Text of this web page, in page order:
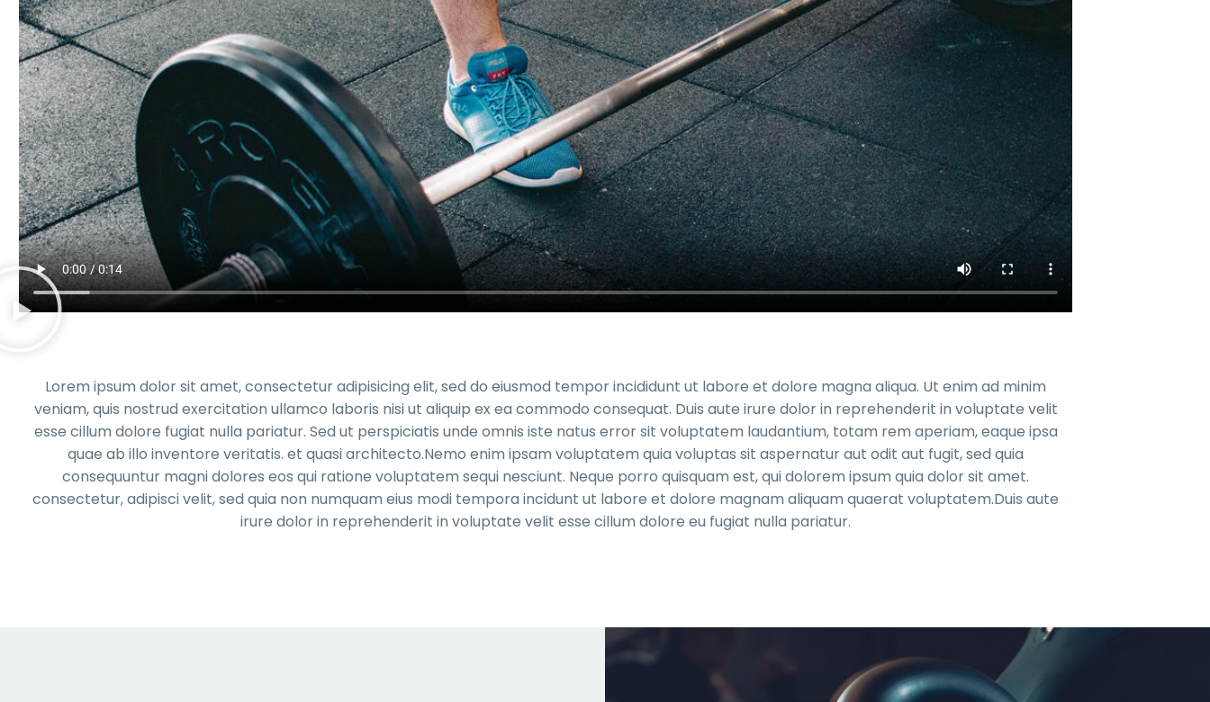
Lorem ipsum dolor sit amet, consectetur adipisicing elit, sed do eiusmod tempor incididunt ut labore et dolore magna aliqua. Ut enim ad minim
veniam, quis nostrud exercitation ullamco laboris nisi ut aliquip ex ea commodo consequat. Duis aute irure dolor in reprehenderit in voluptate velit
esse cillum dolore fugiat nulla pariatur. Sed ut perspiciatis unde omnis iste natus error sit voluptatem laudantium, totam rem aperiam, eaque ipsa
quae ab illo inventore veritatis. et quasi architecto.Nemo enim ipsam voluptatem quia voluptas sit aspernatur aut odit aut fugit, sed quia
consequuntur magni dolores eos qui ratione voluptatem sequi nesciunt. Neque porro quisquam est, qui dolorem ipsum quia dolor sit amet.
consectetur, adipisci velit, sed quia non numquam eius modi tempora incidunt ut labore et dolore magnam aliquam quaerat voluptatem.Duis aute
irure dolor in reprehenderit in voluptate velit esse cillum dolore eu fugiat nulla pariatur.